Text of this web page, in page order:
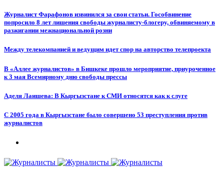
Журналист Фарафонов извинился за свои статьи. Гособвинение
попросило 8 лет лишения свободы журналисту-блогеру, обвиняемому в
разжигании межнациональной розни
Между телекомпанией и ведущим идет спор на авторство телепроекта
В «Аллее журналистов» в Бишкеке прошло мероприятие, приуроченное
к 3 мая Всемирному дню свободы прессы
Аделя Лаишева: В Кыргызстане к СМИ относятся как к слуге
С 2005 года в Кыргызстане было совершено 53 преступления против
журналистов